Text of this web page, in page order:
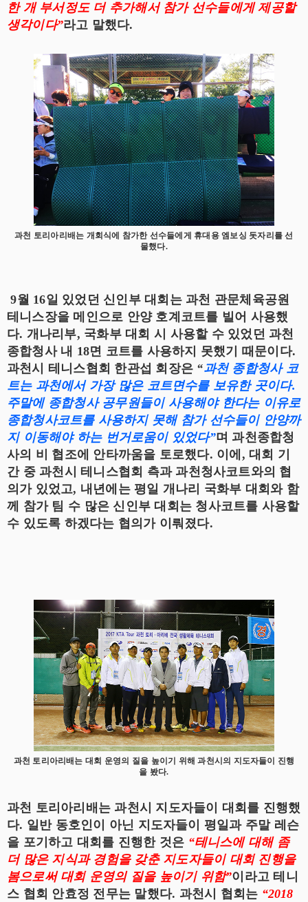
한 개 부서정도 더 추가해서 참가 선수들에게 제공할
생각이다”라고 말했다.
과천 토리아리배는 개회식에 참가한 선수들에게 휴대용 엠보싱 돗자리를 선
물했다.
9월 16일 있었던 신인부 대회는 과천 관문체육공원
테니스장을 메인으로 안양 호계코트를 빌어 사용했
다. 개나리부, 국화부 대회 시 사용할 수 있었던 과천
종합청사 내 18면 코트를 사용하지 못했기 때문이다.
과천시 테니스협회 한관섭 회장은 “과천 종합청사 코
트는 과천에서 가장 많은 코트면수를 보유한 곳이다.
주말에 종합청사 공무원들이 사용해야 한다는 이유로
종합청사코트를 사용하지 못해 참가 선수들이 안양까
지 이동해야 하는 번거로움이 있었다”며 과천종합청
사의 비 협조에 안타까움을 토로했다. 이에, 대회 기
간 중 과천시 테니스협회 측과 과천청사코트와의 협
의가 있었고, 내년에는 평일 개나리 국화부 대회와 함
께 참가 팀 수 많은 신인부 대회는 청사코트를 사용할
수 있도록 하겠다는 협의가 이뤄졌다.
과천 토리아리배는 대회 운영의 질을 높이기 위해 과천시의 지도자들이 진행
을 봤다.
과천 토리아리배는 과천시 지도자들이 대회를 진행했
다. 일반 동호인이 아닌 지도자들이 평일과 주말 레슨
을 포기하고 대회를 진행한 것은 “테니스에 대해 좀
더 많은 지식과 경험을 갖춘 지도자들이 대회 진행을
봄으로써 대회 운영의 질을 높이기 위함”이라고 테니
스 협회 안효정 전무는 말했다. 과천시 협회는 “2018